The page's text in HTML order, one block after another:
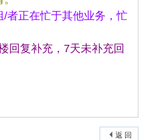
/者正在忙于其他业务，忙
回复补充，7天未补充回
返 回